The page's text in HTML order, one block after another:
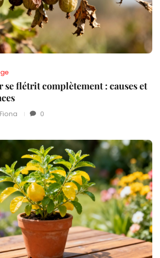
flétrit complètement : causes et
Fiona 0